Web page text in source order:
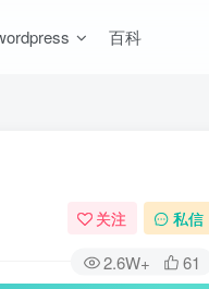
百科
关注 私信
2.6W+ 61